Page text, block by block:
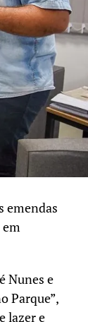
emendas
em
Nunes e
Parque”,
lazer e